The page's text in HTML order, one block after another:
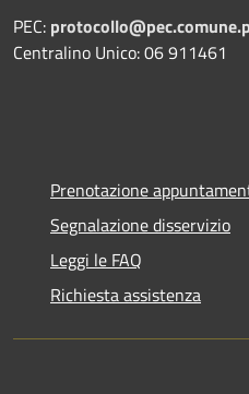
PEC:
Centralino Unico: 06 911461
Prenotazione
Segnalazione disservizio
Leggi le FAQ
Richiesta assistenza